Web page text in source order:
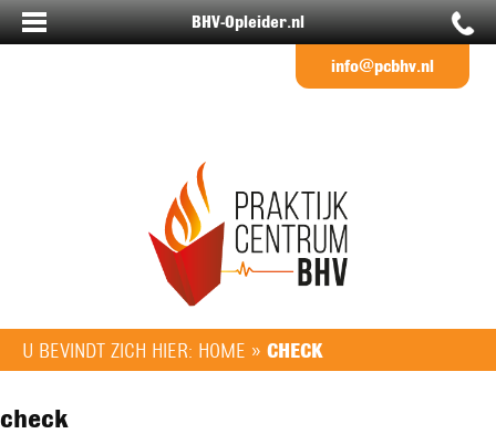
BHV-Opleider.nl
info@pcbhv.nl
U BEVINDT ZICH HIER: HOME » CHECK
check